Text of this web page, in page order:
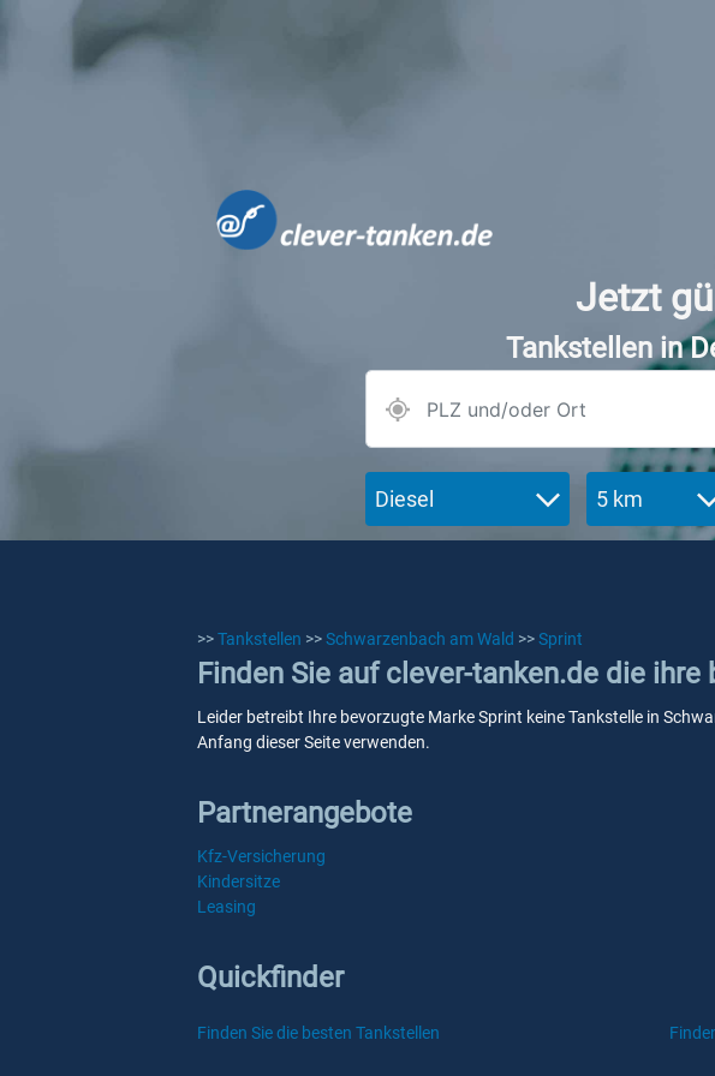
Jetzt
Tankstellen in
Diesel 5 km
>>Tankstellen >>Schwarzenbach am Wald >>Sprint
Finden Sie auf clever-tanken.de die
Leider betreibt Ihre bevorzugte Marke Sprint keine Tankstelle in
Anfang dieser Seite verwenden.
Partnerangebote
Kfz-Versicherung
Kindersitze
Leasing
Quickfinder
Finden Sie die besten Tankstellen